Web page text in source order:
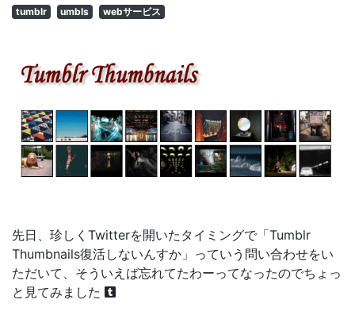
tumblr umbls webサービス
先日、珍しくTwitterを開いたタイミングで「Tumblr
Thumbnails復活しないんすか」っていう問い合わせをい
ただいて、そういえば忘れてたわーってなったのでちょっ
と見てみました